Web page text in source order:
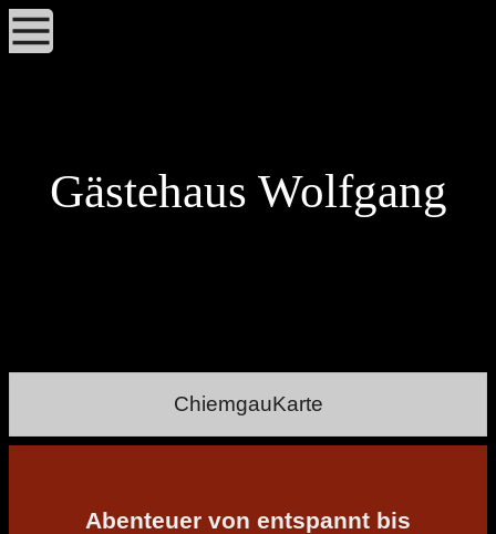
Gästehaus Wolfgang
ChiemgauKarte
Abenteuer von entspannt bis